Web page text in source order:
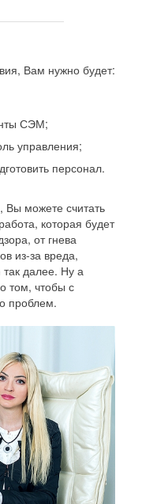
Вам нужно будет:
СЭМ;
управления;
персонал.
Вы можете считать
которая будет
от гнева
из-за вреда,
так далее. Ну а
том, чтобы с
проблем.